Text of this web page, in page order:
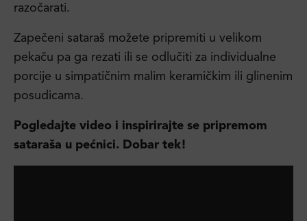
razočarati.
Zapečeni sataraš možete pripremiti u velikom
pekaču pa ga rezati ili se odlučiti za individualne
porcije u simpatičnim malim keramičkim ili glinenim
posudicama.
Pogledajte video i inspirirajte se pripremom
sataraša u pećnici. Dobar tek!